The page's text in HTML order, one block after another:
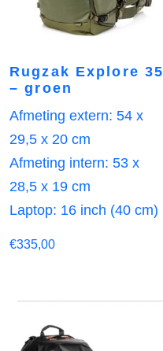
Rugzak Explore 35
– groen
Afmeting extern: 54 x
29,5 x 20 cm
Afmeting intern: 53 x
28,5 x 19 cm
Laptop: 16 inch (40 cm)
€335,00